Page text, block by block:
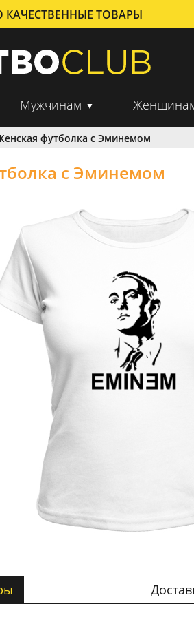
КАЧЕСТВЕННЫЕ ТОВАРЫ
Мужчинам
футболка с Эминемом
с Эминемом